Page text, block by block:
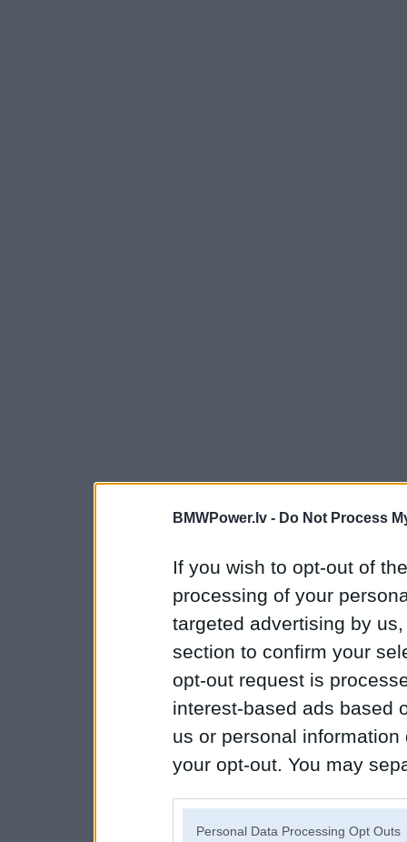
BMWPower.lv - Do Not Process
If you wish to opt-out of
processing of your
targeted advertising by
section to confirm your
opt-out request is
interest-based ads based
us or personal
your opt-out. You may
Personal Data Processing Opt Outs